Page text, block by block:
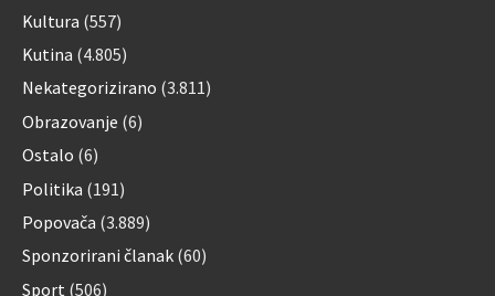
Kultura (557)
Kutina (4.805)
Nekategorizirano (3.811)
Obrazovanje (6)
Ostalo (6)
Politika (191)
Popovača (3.889)
Sponzorirani članak (60)
Sport (506)